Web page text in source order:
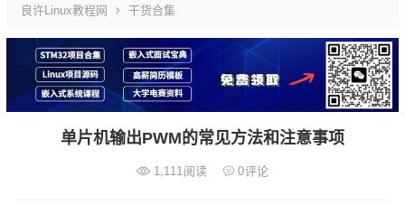
良许Linux教程网 干货合集
单片机输出PWM的常见方法和注意事项
1,111 阅读 0评论